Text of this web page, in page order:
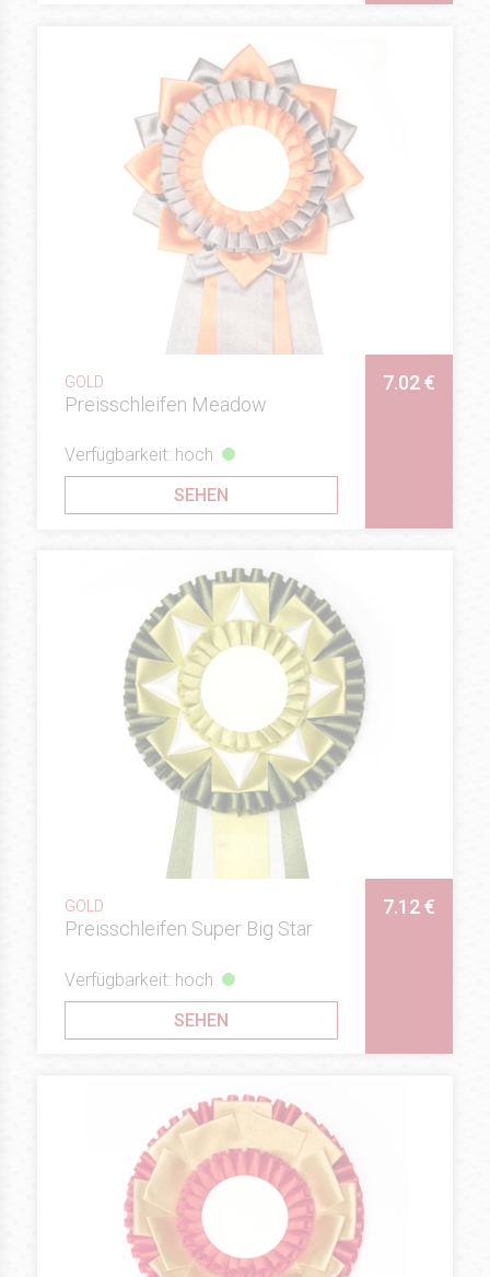
GOLD
Preisschleifen Meadow
7.02 €
Verfügbarkeit: hoch
SEHEN
GOLD
Preisschleifen Super Big Star
7.12 €
Verfügbarkeit: hoch
SEHEN